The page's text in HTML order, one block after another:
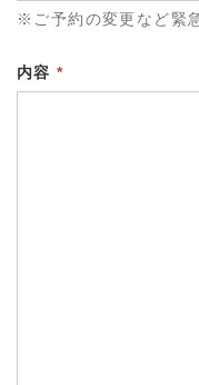
※ご予約の変更など緊
内容*